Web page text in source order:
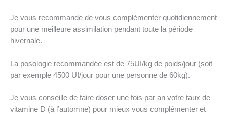
Je vous recommande de vous complémenter quotidiennement
pour une meilleure assimilation pendant toute la période
hivernale.
La posologie recommandée est de 75UI/kg de poids/jour (soit
par exemple 4500 UI/jour pour une personne de 60kg).
Je vous conseille de faire doser une fois par an votre taux de
vitamine D (à l’automne) pour mieux vous complémenter et